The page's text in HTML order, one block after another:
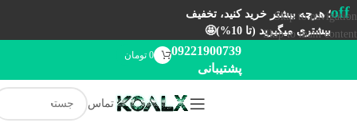
Skip to navigation
Skip to main content
off؛ هرچه بیشتر خرید کنید، تخفیف
بیشتری میگیرید (تا 10%)🤩
09221900739
پشتیبانی
0 تومان
تماس